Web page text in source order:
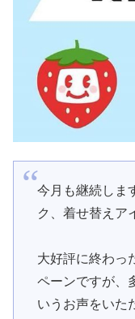
今月も継続しま
ク、着せ替えア
大好評に終わっ
ペーンですが、
いうお声をいた